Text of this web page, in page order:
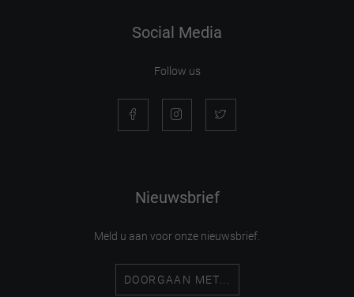
Social Media
Follow us
Nieuwsbrief
Meld u aan voor onze nieuwsbrief.
DOORGAAN MET...